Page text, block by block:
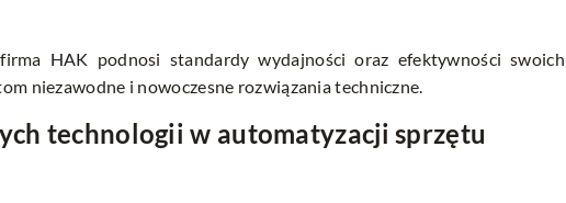
HAK podnosi standardy wydajności oraz efektywności swoich
niezawodne i nowoczesne rozwiązania techniczne.
technologii w automatyzacji sprzętu